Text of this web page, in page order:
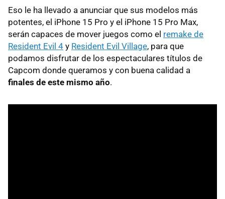
Eso le ha llevado a anunciar que sus modelos más
potentes, el iPhone 15 Pro y el iPhone 15 Pro Max,
serán capaces de mover juegos como el remake de
Resident Evil 4 y Resident Evil Village, para que
podamos disfrutar de los espectaculares títulos de
Capcom donde queramos y con buena calidad a
finales de este mismo año.